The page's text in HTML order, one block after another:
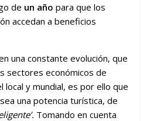
de un año para que los
accedan a beneficios
una constante evolución, que
sectores económicos de
local y mundial, es por ello que
una potencia turística, de
Tomando en cuenta